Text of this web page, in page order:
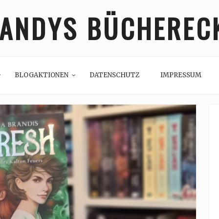
BLOGAKTIONEN DATENSCHUTZ IMPRESSUM